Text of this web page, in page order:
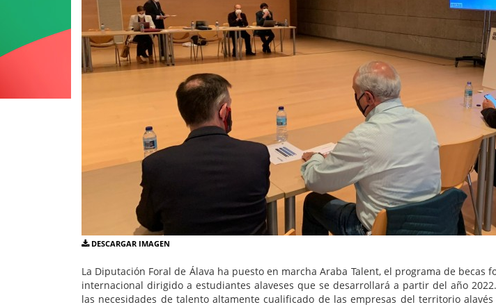
DESCARGAR IMAGEN
La Diputación Foral de Álava ha puesto en marcha Araba Talent, el programa de becas
internacional dirigido a estudiantes alaveses que se desarrollará a partir del año
las necesidades de talento altamente cualificado de las empresas del territorio